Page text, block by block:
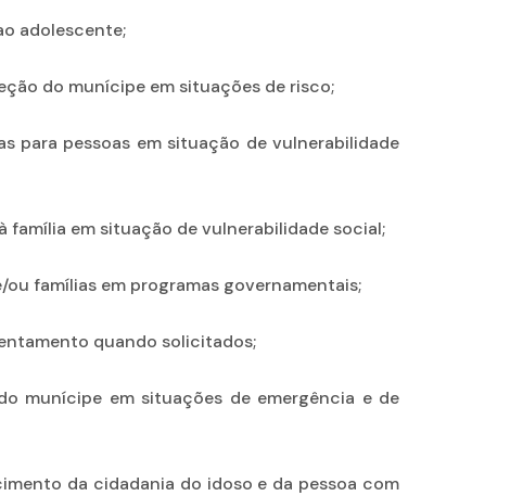
adolescente;
do munícipe em situações de risco;
para pessoas em situação de vulnerabilidade
em situação de vulnerabilidade social;
famílias em programas governamentais;
quando solicitados;
munícipe em situações de emergência e de
da cidadania do idoso e da pessoa com